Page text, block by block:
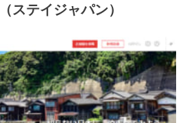
ステイジャパン）